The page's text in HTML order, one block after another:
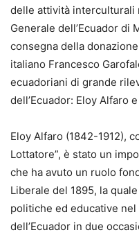
delle attività interculturali
Generale dell’Ecuador di
consegna della
italiano Francesco
ecuadoriani di grande
dell’Ecuador: Eloy Alfaro
Eloy Alfaro (1842-1912),
Lottatore”, è stato un
che ha avuto un ruolo
Liberale del 1895, la
politiche ed educative
dell’Ecuador in due